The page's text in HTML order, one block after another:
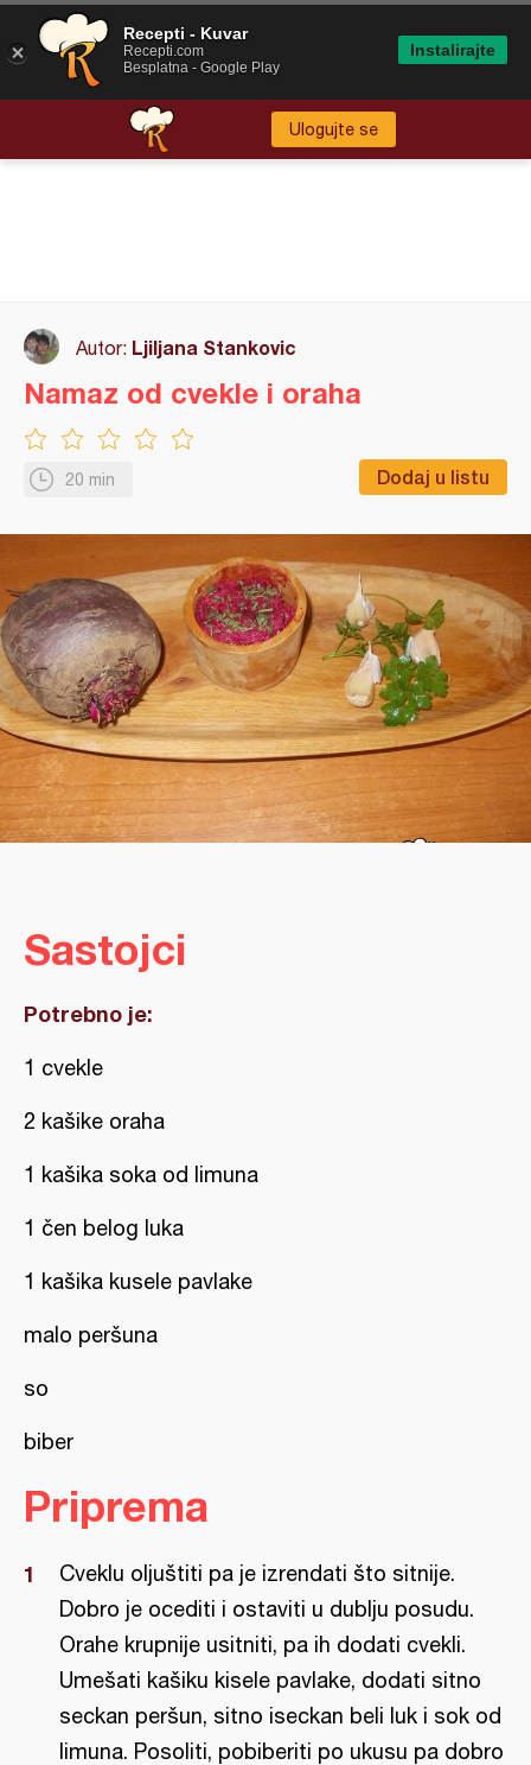
Ulogujte se
Autor: Ljiljana Stankovic
20 min Dodaj u listu
Namaz od cvekle i oraha
Sastojci
Potrebno je:
1 cvekle
2 kašike oraha
1 kašika soka od limuna
1 čen belog luka
1 kašika kusele pavlake
malo peršuna
so
biber
Priprema
Cveklu oljuštiti pa je izrendati što sitnije.
Dobro je ocediti i ostaviti u dublju posudu.
Orahe krupnije usitniti, pa ih dodati cvekli.
Umešati kašiku kisele pavlake, dodati sitno
seckan peršun, sitno iseckan beli luk i sok od
limuna. Posoliti, pobiberiti po ukusu pa dobro
Recepti - Kuvar
Recepti.com
Besplatna - Google Play
Instalirajte